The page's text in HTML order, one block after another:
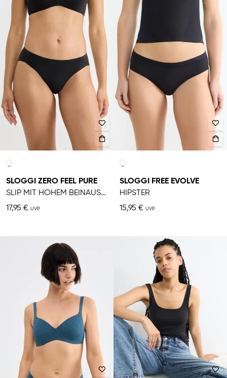
SLOGGI ZERO FEEL PURE
SLIP MIT HOHEM BEINAUSSCHNITT
17,95 €
SLOGGI FREE EVOLVE
HIPSTER
15,95 €